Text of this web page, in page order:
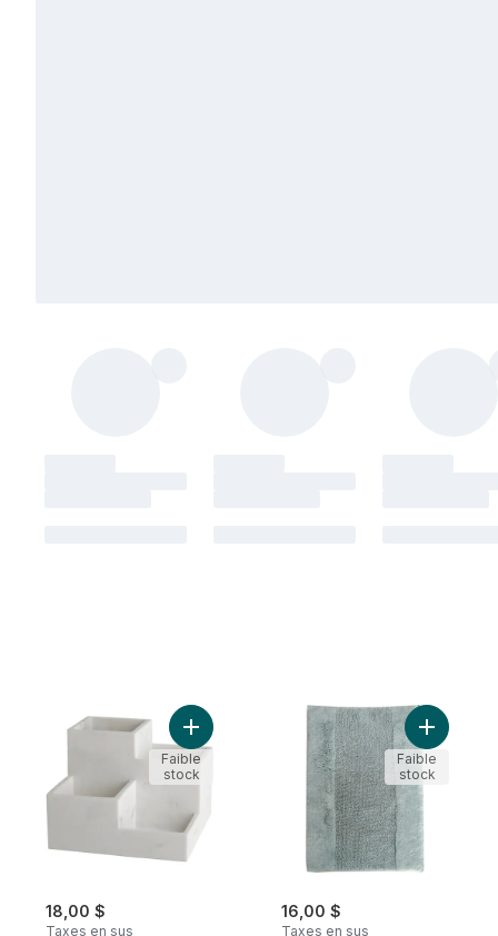
18,00 $
Taxes en sus
Ajouter LH PLATEAU RNGEMNT 4 COMP
Faible
stock
16,00 $
Taxes en sus
Ajouter
Faible
stock